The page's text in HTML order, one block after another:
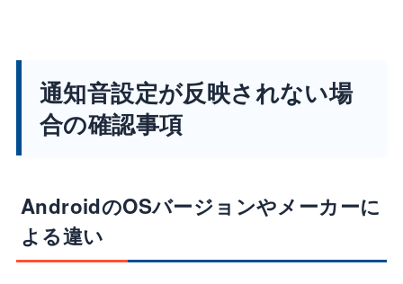
通知音設定が反映されない場
合の確認事項
AndroidのOSバージョンやメーカーに
よる違い